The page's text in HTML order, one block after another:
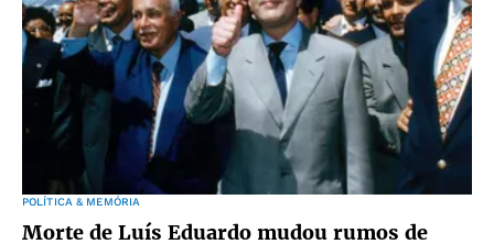
POLÍTICA & MEMÓRIA
Morte de Luís Eduardo mudou rumos de